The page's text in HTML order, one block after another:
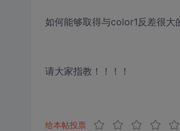
如何能够取得与color1反差很大
请大家指教！！！！
给本帖投票